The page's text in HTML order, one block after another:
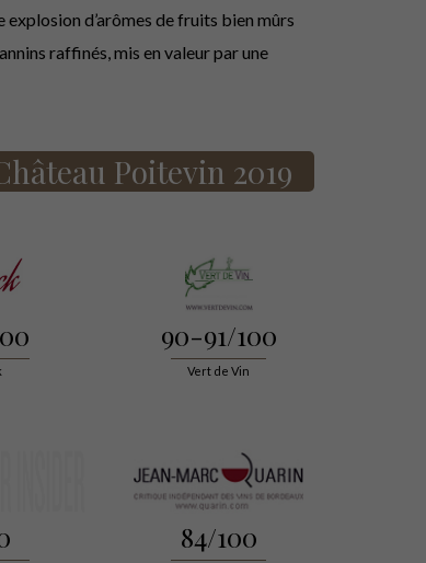
d’arômes de fruits bien mûrs
raffinés, mis en valeur par une
Poitevin 2019
90-91/100
Vert de Vin
84/100